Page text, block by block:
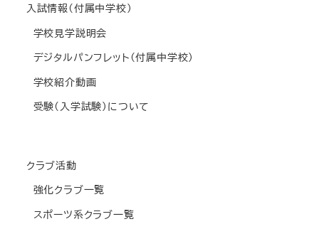
入試情報(付属中学校)
学校見学説明会
デジタルパンフレット(付属中学校)
学校紹介動画
受験(入学試験)について
クラブ活動
強化クラブ一覧
スポーツ系クラブ一覧